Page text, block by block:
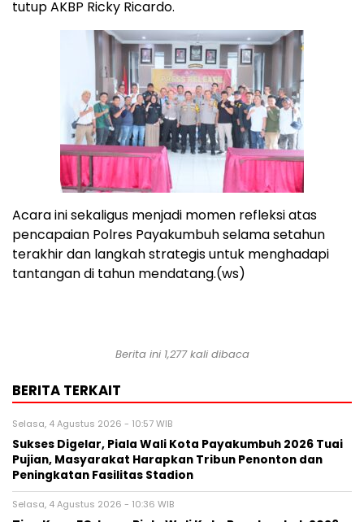
tutup AKBP Ricky Ricardo.
Acara ini sekaligus menjadi momen refleksi atas
pencapaian Polres Payakumbuh selama setahun
terakhir dan langkah strategis untuk menghadapi
tantangan di tahun mendatang.(ws)
Berita ini 1,277 kali dibaca
BERITA TERKAIT
Selasa, 4 Agustus 2026 - 10:57 WIB
Sukses Digelar, Piala Wali Kota Payakumbuh 2026 Tuai
Pujian, Masyarakat Harapkan Tribun Penonton dan
Peningkatan Fasilitas Stadion
Selasa, 4 Agustus 2026 - 10:36 WIB